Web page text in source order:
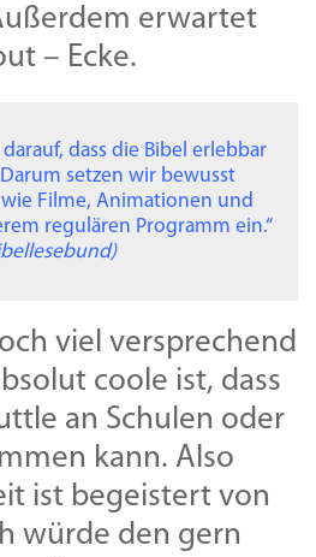
erwartet
– Ecke.
dass die Bibel erlebbar
setzen wir bewusst
Filme, Animationen und
regulären Programm ein.“
viel versprechend
coole ist, dass
an Schulen oder
kann. Also
ist begeistert von
würde den gern